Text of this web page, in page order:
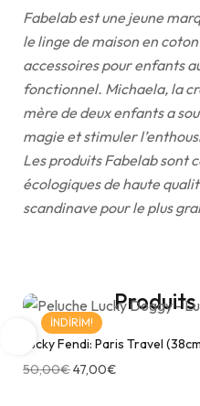
Fabelab est une jeune
le linge de maison en
accessoires pour enfants
fonctionnel. Michaela, la
mère de deux enfants a
magie et stimuler
Les produits Fabelab sont
écologiques de haute
scandinave pour le plus
Produits
İNDIRIM!
Lucky Fendi: Paris Travel
50,00€47,00€